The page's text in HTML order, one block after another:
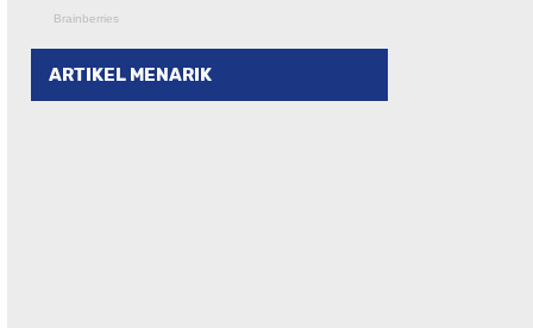
ARTIKEL MENARIK